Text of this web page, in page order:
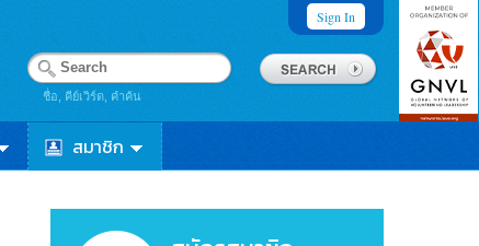
Sign In
ชื่อ, คีย์เวิร์ด, คำค้น
สมาชิก